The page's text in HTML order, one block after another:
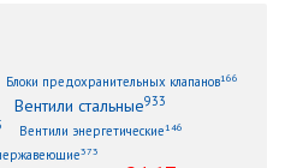
Блоки предохранительных клапанов166
Вентили стальные933
Вентили энергетические146
373